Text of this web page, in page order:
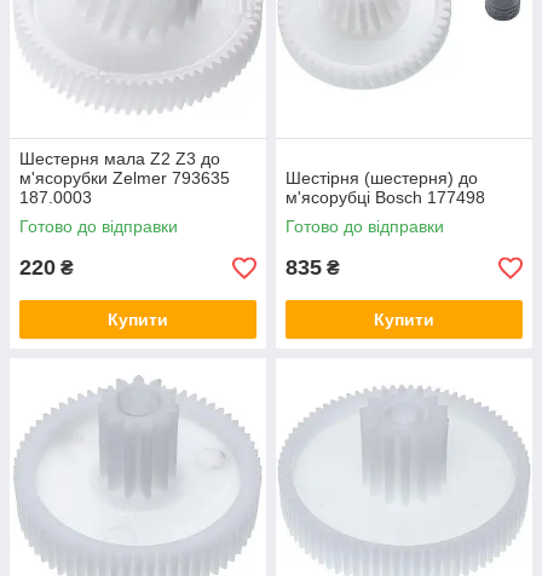
Шестерня мала Z2 Z3 до
м'ясорубки Zelmer 793635
187.0003
Готово до відправки
220 ₴
Купити
Шестірня (шестерня) до
м'ясорубці Bosch 177498
Готово до відправки
835 ₴
Купити